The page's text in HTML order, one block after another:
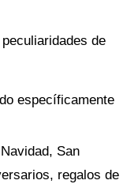
de
específicamente
San
regalos de